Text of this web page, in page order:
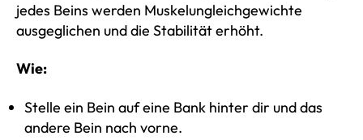
jedes Beins werden Muskelungleichgewichte
ausgeglichen und die Stabilität erhöht.
Wie:
Stelle ein Bein auf eine Bank hinter dir und das
andere Bein nach vorne.